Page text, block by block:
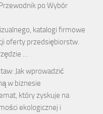
po Wybór
katalogi firmowe
oferty przedsiębiorstw.
…
Jak wprowadzić
w biznesie
który zyskuje na
ekologicznej i